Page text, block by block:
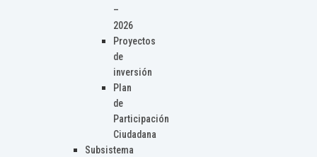
–
2026
Proyectos
de
inversión
Plan
de
Participación
Ciudadana
Subsistema